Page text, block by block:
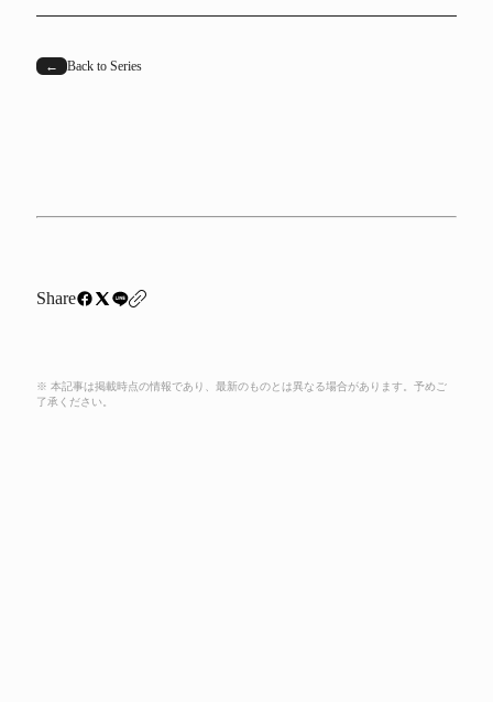
← Back to Series
Share
※ 本記事は掲載時点の情報であり、最新のものとは異なる場合があります。予めご
了承ください。